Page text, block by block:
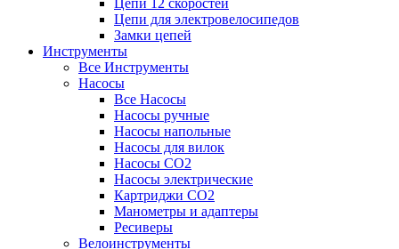
Цепи 12 скоростей
Цепи для электровелосипедов
Замки цепей
Инструменты
Все Инструменты
Насосы
Все Насосы
Насосы ручные
Насосы напольные
Насосы для вилок
Насосы CO2
Насосы электрические
Картриджи CO2
Манометры и адаптеры
Ресиверы
Велоинструменты